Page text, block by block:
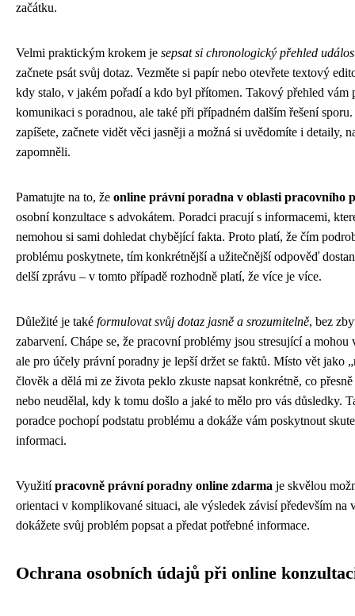
začátku.
Velmi praktickým krokem je sepsat si chronologický přehled
začnete psát svůj dotaz. Vezměte si papír nebo otevřete textový
kdy stalo, v jakém pořadí a kdo byl přítomen. Takový přehled vám
komunikaci s poradnou, ale také při případném dalším řešení
zapíšete, začnete vidět věci jasněji a možná si uvědomíte i detaily,
zapomněli.
Pamatujte na to, že online právní poradna v oblasti pracovního
osobní konzultace s advokátem. Poradci pracují s informacemi,
nemohou si sami dohledat chybějící fakta. Proto platí, že čím
problému poskytnete, tím konkrétnější a užitečnější odpověď
delší zprávu – v tomto případě rozhodně platí, že více je více.
Důležité je také formulovat svůj dotaz jasně a srozumitelně, bez
zabarvení. Chápe se, že pracovní problémy jsou stresující a mohou
ale pro účely právní poradny je lepší držet se faktů. Místo vět jako
člověk a dělá mi ze života peklo zkuste napsat konkrétně, co
nebo neudělal, kdy k tomu došlo a jaké to mělo pro vás důsledky.
poradce pochopí podstatu problému a dokáže vám poskytnout
informaci.
Využitípracovně právní poradny online zdarma je skvělou
orientaci v komplikované situaci, ale výsledek závisí především na
dokážete svůj problém popsat a předat potřebné informace.
Ochrana osobních údajů při online